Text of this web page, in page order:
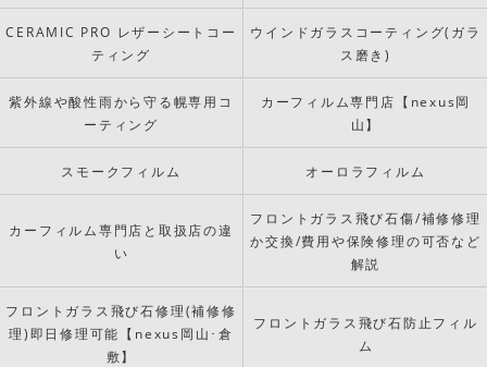
CERAMIC PRO レザーシートコー
ティング
ウインドガラスコーティング(ガラ
ス磨き)
紫外線や酸性雨から守る幌専用コ
ーティング
カーフィルム専門店【nexus岡
山】
スモークフィルム オーロラフィルム
カーフィルム専門店と取扱店の違
い
フロントガラス飛び石傷/補修修理
か交換/費用や保険修理の可否など
解説
フロントガラス飛び石修理(補修修
理)即日修理可能【nexus岡山･倉
敷】
フロントガラス飛び石防止フィル
ム